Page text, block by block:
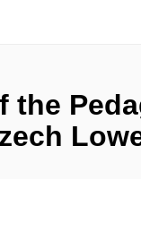
the